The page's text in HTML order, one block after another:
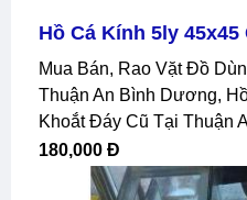
Hồ Cá Kính 5ly
Mua Bán, Rao Vặt Đồ Dùng Cho Thú Cưng Cũ
Thuận An Bình Dương,
Khoắt Đáy Cũ Tại Thuận
180,000 Đ